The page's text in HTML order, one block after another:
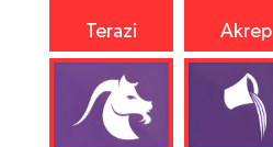
Terazi Akrep